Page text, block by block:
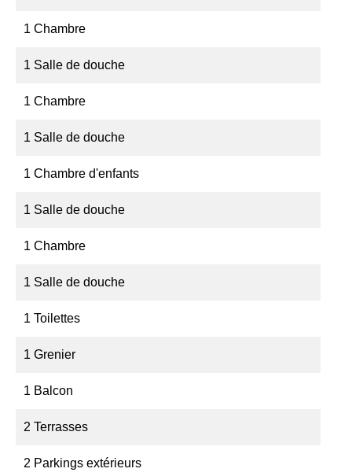
1 Chambre
1 Salle de douche
1 Chambre
1 Salle de douche
1 Chambre d'enfants
1 Salle de douche
1 Chambre
1 Salle de douche
1 Toilettes
1 Grenier
1 Balcon
2 Terrasses
2 Parkings extérieurs